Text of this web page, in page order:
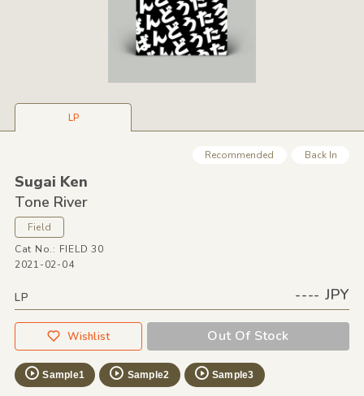
LP
Recommended Back In
Sugai Ken
Tone River
Field
Cat No.: FIELD 30
2021-02-04
LP ---- JPY
Wishlist Out Of Stock
Sample1 Sample2 Sample3